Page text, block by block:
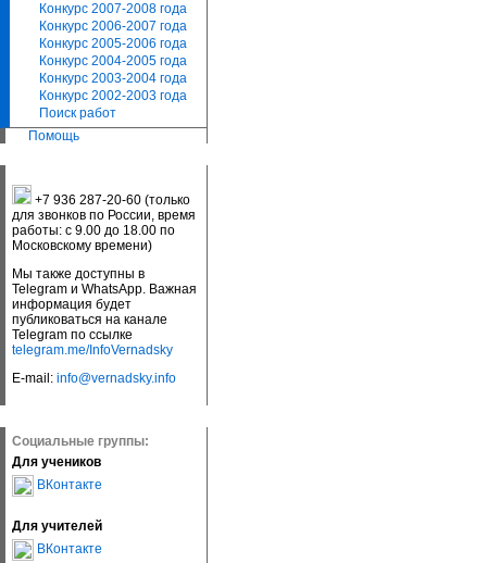
Конкурс 2007-2008 года
Конкурс 2006-2007 года
Конкурс 2005-2006 года
Конкурс 2004-2005 года
Конкурс 2003-2004 года
Конкурс 2002-2003 года
Поиск работ
Помощь
+7 936 287-20-60 (только
для звонков по России, время
работы: с 9.00 до 18.00 по
Московскому времени)
Мы также доступны в
Telegram и WhatsApp. Важная
информация будет
публиковаться на канале
Telegram по ссылке
telegram.me/InfoVernadsky
E-mail: info@vernadsky.info
Социальные группы:
Для учеников
ВКонтакте
Для учителей
ВКонтакте